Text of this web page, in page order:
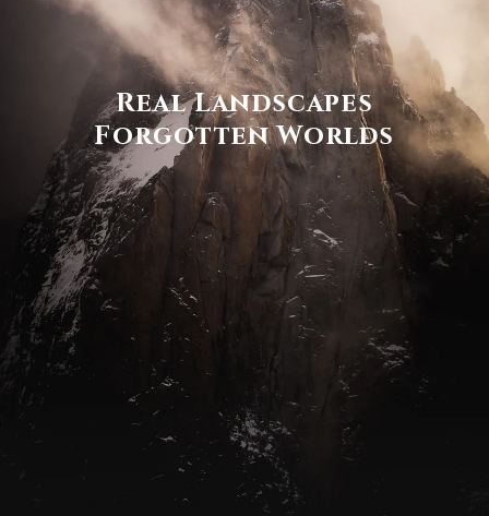
Real Landscapes
Forgotten Worlds